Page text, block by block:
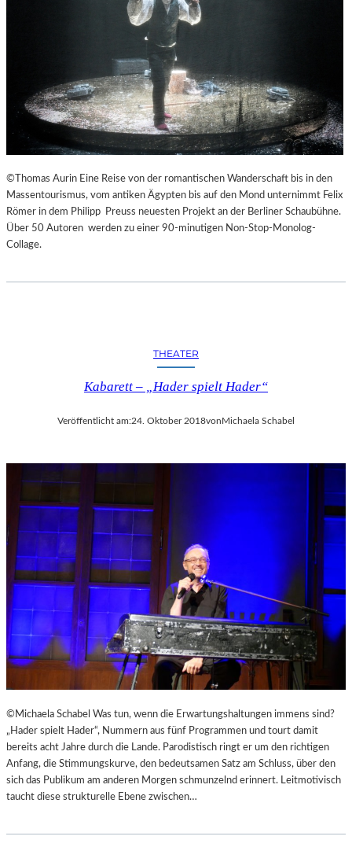
©Thomas Aurin Eine Reise von der romantischen Wanderschaft bis in den
Massentourismus, vom antiken Ägypten bis auf den Mond unternimmt Felix
Römer in dem Philipp Preuss neuesten Projekt an der Berliner Schaubühne.
Über 50 Autoren werden zu einer 90-minutigen Non-Stop-Monolog-
Collage.
THEATER
Kabarett – „Hader spielt Hader“
Veröffentlicht am:24. Oktober 2018von Michaela Schabel
©Michaela Schabel Was tun, wenn die Erwartungshaltungen immens sind?
„Hader spielt Hader“, Nummern aus fünf Programmen und tourt damit
bereits acht Jahre durch die Lande. Parodistisch ringt er um den richtigen
Anfang, die Stimmungskurve, den bedeutsamen Satz am Schluss, über den
sich das Publikum am anderen Morgen schmunzelnd erinnert. Leitmotivisch
taucht diese strukturelle Ebene zwischen…